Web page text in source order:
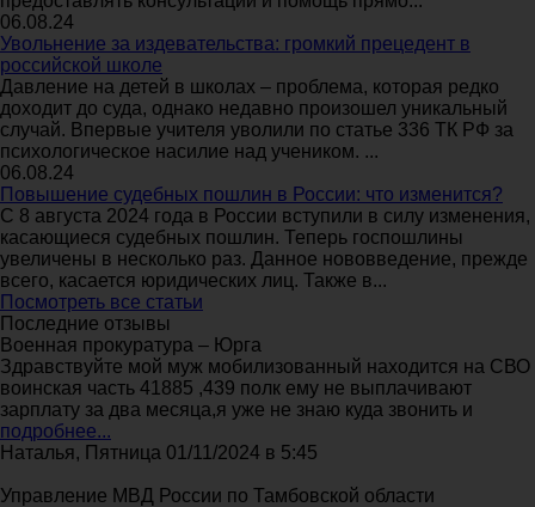
06.08.24
Увольнение за издевательства: громкий прецедент в
российской школе
Давление на детей в школах – проблема, которая редко
доходит до суда, однако недавно произошел уникальный
случай. Впервые учителя уволили по статье 336 ТК РФ за
психологическое насилие над учеником. ...
06.08.24
Повышение судебных пошлин в России: что изменится?
С 8 августа 2024 года в России вступили в силу изменения,
касающиеся судебных пошлин. Теперь госпошлины
увеличены в несколько раз. Данное нововведение, прежде
всего, касается юридических лиц. Также в...
Посмотреть все статьи
Последние отзывы
Военная прокуратура – Юрга
Здравствуйте мой муж мобилизованный находится на СВО
воинская часть 41885 ,439 полк ему не выплачивают
зарплату за два месяца,я уже не знаю куда звонить и
подробнее...
Наталья, Пятница 01/11/2024 в 5:45
Управление МВД России по Тамбовской области